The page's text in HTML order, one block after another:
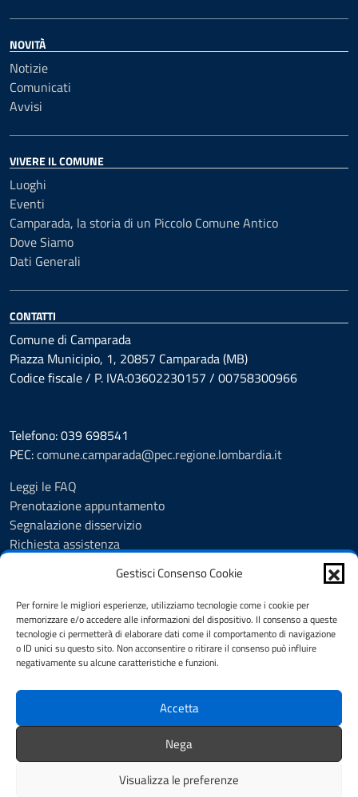
Gestisci Consenso Cookie
Per fornire le migliori esperienze, utilizziamo tecnologie come i cookie per
memorizzare e/o accedere alle informazioni del dispositivo. Il consenso a queste
tecnologie ci permetterà di elaborare dati come il comportamento di navigazione
o ID unici su questo sito. Non acconsentire o ritirare il consenso può influire
negativamente su alcune caratteristiche e funzioni.
Accetta
Nega
Visualizza le preferenze
NOVITÀ
Notizie
Comunicati
Avvisi
VIVERE IL COMUNE
Luoghi
Eventi
Camparada, la storia di un Piccolo Comune Antico
Dove Siamo
Dati Generali
CONTATTI
Comune di Camparada
Piazza Municipio, 1, 20857 Camparada (MB)
Codice fiscale / P. IVA:03602230157 / 00758300966
Telefono: 039 698541
PEC:comune.camparada@pec.regione.lombardia.it
Leggi le FAQ
Prenotazione appuntamento
Segnalazione disservizio
Richiesta assistenza
Amministrazione trasparente
Albo Pretorio
Informativa privacy
Note legali
Dichiarazione di accessibilità
SEGUICI SU
facebook Instagram Whatsapp